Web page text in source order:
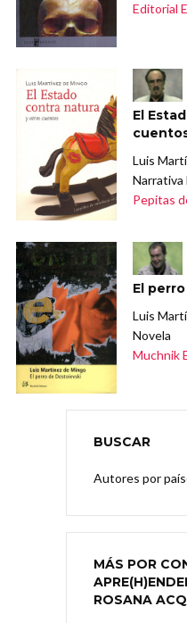
Editorial
El
Luis
Narrativa
Pepitas
El
Luis
Novela
Muchnik
BUSCAR
Autores por
MÁS POR
ROSANA